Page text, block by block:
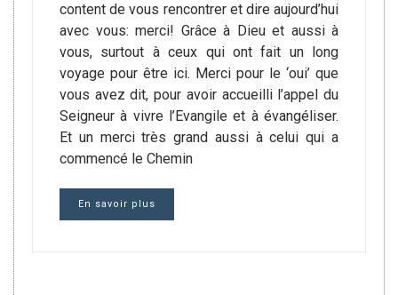
content de vous rencontrer et dire aujourd’hui
avec vous: merci! Grâce à Dieu et aussi à
vous, surtout à ceux qui ont fait un long
voyage pour être ici. Merci pour le ‘oui’ que
vous avez dit, pour avoir accueilli l’appel du
Seigneur à vivre l’Evangile et à évangéliser.
Et un merci très grand aussi à celui qui a
commencé le Chemin
En savoir plus